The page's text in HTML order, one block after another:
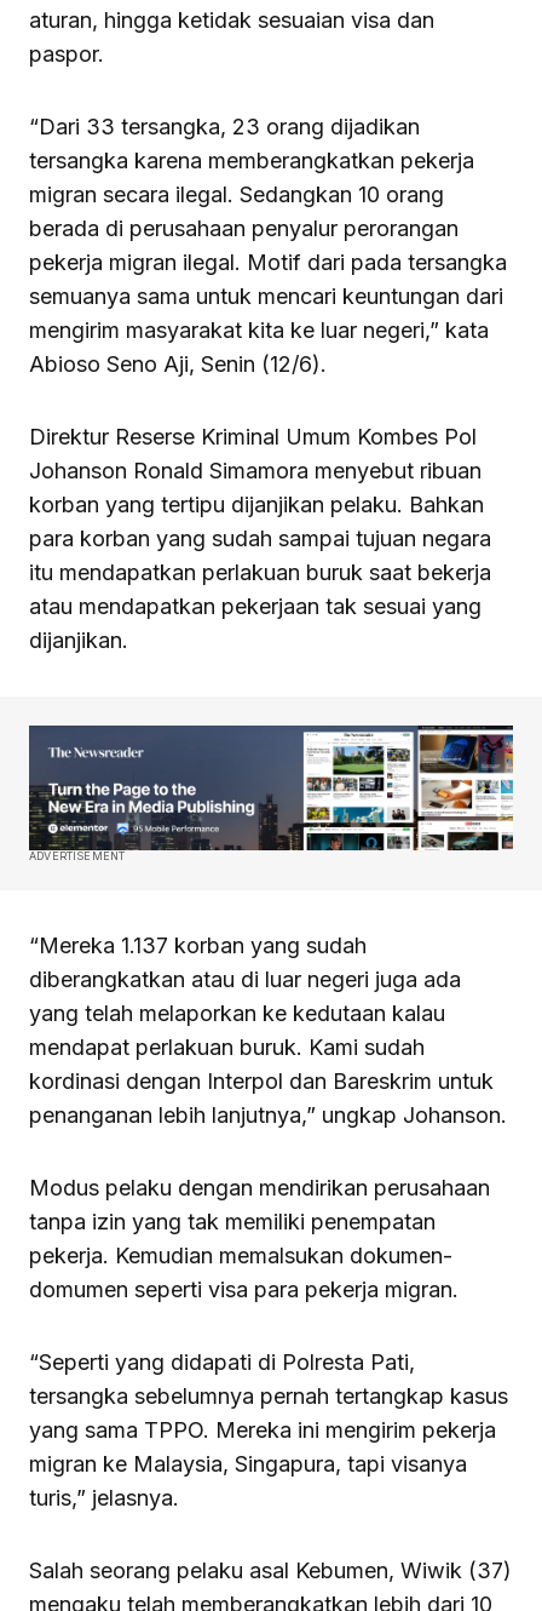
aturan, hingga ketidak sesuaian visa dan
paspor.
“Dari 33 tersangka, 23 orang dijadikan
tersangka karena memberangkatkan pekerja
migran secara ilegal. Sedangkan 10 orang
berada di perusahaan penyalur perorangan
pekerja migran ilegal. Motif dari pada tersangka
semuanya sama untuk mencari keuntungan dari
mengirim masyarakat kita ke luar negeri,” kata
Abioso Seno Aji, Senin (12/6).
Direktur Reserse Kriminal Umum Kombes Pol
Johanson Ronald Simamora menyebut ribuan
korban yang tertipu dijanjikan pelaku. Bahkan
para korban yang sudah sampai tujuan negara
itu mendapatkan perlakuan buruk saat bekerja
atau mendapatkan pekerjaan tak sesuai yang
dijanjikan.
ADVERTISEMENT
“Mereka 1.137 korban yang sudah
diberangkatkan atau di luar negeri juga ada
yang telah melaporkan ke kedutaan kalau
mendapat perlakuan buruk. Kami sudah
kordinasi dengan Interpol dan Bareskrim untuk
penanganan lebih lanjutnya,” ungkap Johanson.
Modus pelaku dengan mendirikan perusahaan
tanpa izin yang tak memiliki penempatan
pekerja. Kemudian memalsukan dokumen-
domumen seperti visa para pekerja migran.
“Seperti yang didapati di Polresta Pati,
tersangka sebelumnya pernah tertangkap kasus
yang sama TPPO. Mereka ini mengirim pekerja
migran ke Malaysia, Singapura, tapi visanya
turis,” jelasnya.
Salah seorang pelaku asal Kebumen, Wiwik (37)
mengaku telah memberangkatkan lebih dari 10